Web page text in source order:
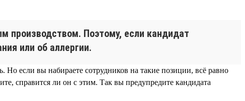
производством. Поэтому, если кандидат
или об аллергии.
если вы набираете сотрудников на такие позиции, всё равно
справится ли он с этим. Так вы предупредите кандидата